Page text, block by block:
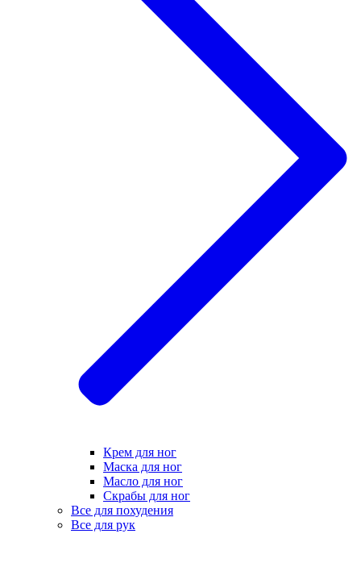
Крем для ног
Маска для ног
Масло для ног
Скрабы для ног
Все для похудения
Все для рук